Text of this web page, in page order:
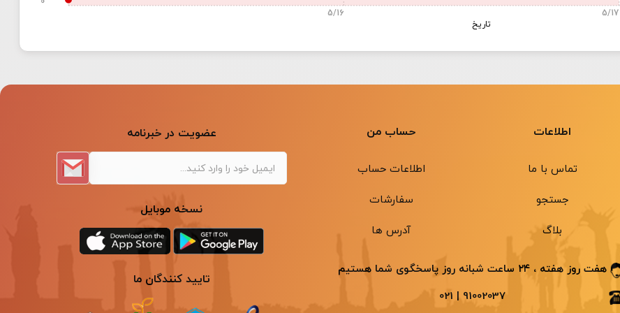
تاریخ
5/16 5/17
اطلاعات
تماس با ما
جستجو
بلاگ
حساب من
اطلاعات حساب
سفارشات
آدرس ها
عضویت در خبرنامه
نسخه موبایل
تایید کنندگان ما
هفت روز هفته ، ۲۴ ساعت شبانه ‌روز پاسخگوی شما هستیم
91002037 | 021